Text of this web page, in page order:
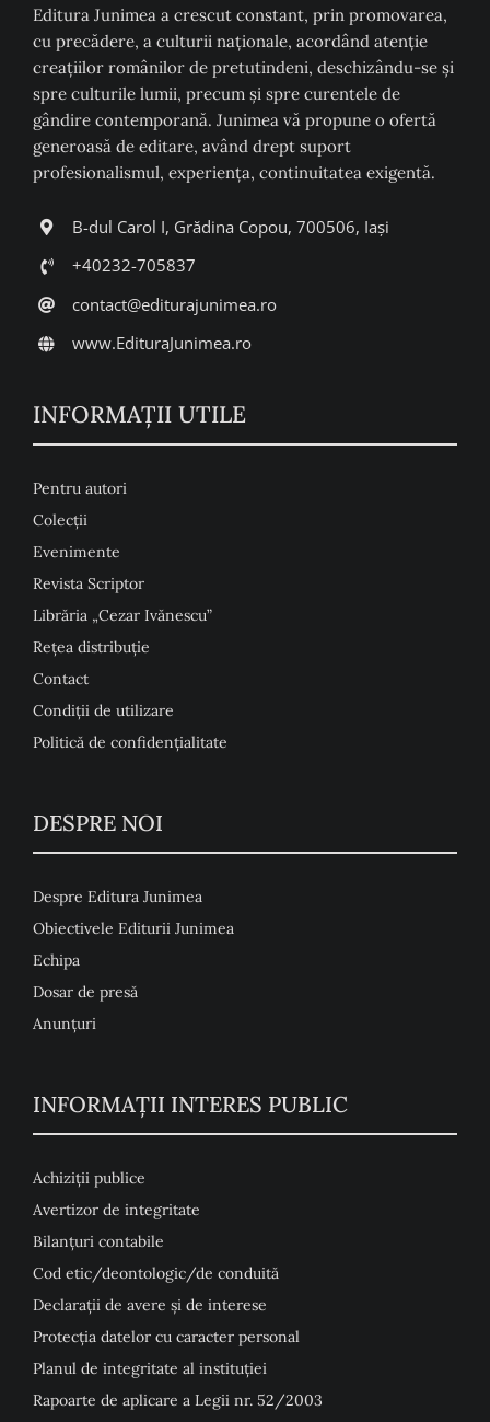
Editura Junimea a crescut constant, prin promovarea,
cu precădere, a culturii naţionale, acordând atenţie
creaţiilor românilor de pretutindeni, deschizându-se şi
spre culturile lumii, precum şi spre curentele de
gândire contemporană. Junimea vă propune o ofertă
generoasă de editare, având drept suport
profesionalismul, experiența, continuitatea exigentă.
B-dul Carol I, Grădina Copou, 700506, Iași
+40232-705837
contact@editurajunimea.ro
www.EdituraJunimea.ro
INFORMAŢII UTILE
Pentru autori
Colecţii
Evenimente
Revista Scriptor
Librăria „Cezar Ivănescu”
Rețea distribuție
Contact
Condiţii de utilizare
Politică de confidențialitate
DESPRE NOI
Despre Editura Junimea
Obiectivele Editurii Junimea
Echipa
Dosar de presă
Anunţuri
INFORMAȚII INTERES PUBLIC
Achiziții publice
Avertizor de integritate
Bilanțuri contabile
Cod etic/deontologic/de conduită
Declarații de avere și de interese
Protecția datelor cu caracter personal
Planul de integritate al instituției
Rapoarte de aplicare a Legii nr. 52/2003